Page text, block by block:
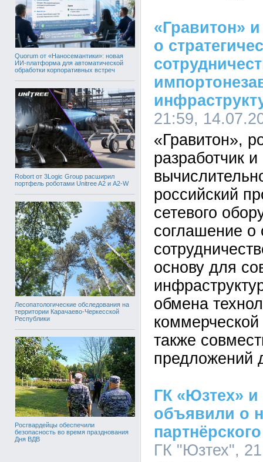
Quorum от «Наносемантики»: новая
ИИ-платформа для автоматической
обработки корпоративных встреч
Robort от 3Logic Group расширил
портфель роботами Unitree A2 и A2-W
Лесопатологические обследования на
территории Карачаево-Черкесской
Республики
Росгвардейцы обеспечили
безопасность во время празднования
Дня ВДВ
«Гравитон»
о
21:59,
«Гравитон»,
разработчик
российский
сетевого
соглашение о
основу для
обмена
коммерческой
также
предложений
ГК «Юзтех»
объявили о
ГК "Юзтех",